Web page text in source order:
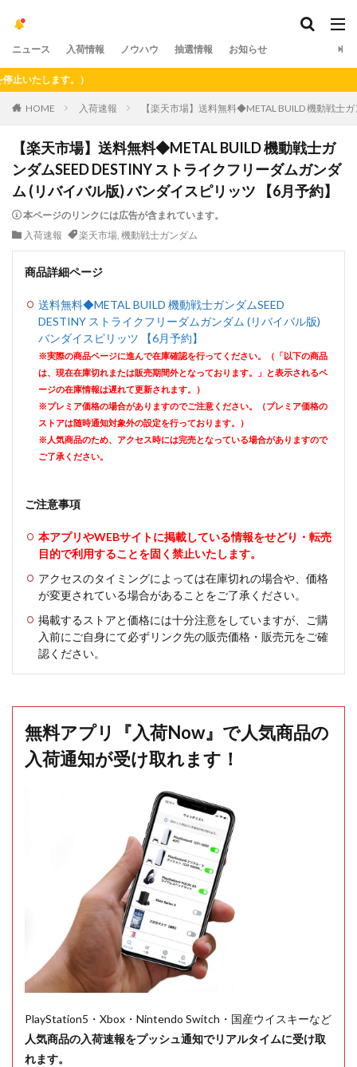
ニュース 入荷情報 ノウハウ 抽選情報 お知らせ
します。）
HOME 入荷速報 【楽天市場】送料無料◆METAL BUILD 機動戦士
【楽天市場】送料無料◆METAL BUILD 機動戦士ガ
ンダムSEED DESTINY ストライクフリーダムガンダ
ム (リバイバル版) バンダイスピリッツ 【6月予約】
本ページのリンクには広告が含まれています。
入荷速報
楽天市場, 機動戦士ガンダム
商品詳細ページ
送料無料◆METAL BUILD 機動戦士ガンダムSEED
DESTINY ストライクフリーダムガンダム (リバイバル版)
バンダイスピリッツ 【6月予約】
※実際の商品ページに進んで在庫確認を行ってください。（「以下の商品
は、現在在庫切れまたは販売期間外となっております。」と表示されるペ
ージの在庫情報は遅れて更新されます。）
※プレミア価格の場合がありますのでご注意ください。（プレミア価格の
ストアは随時通知対象外の設定を行っております。）
※人気商品のため、アクセス時には完売となっている場合がありますので
ご了承ください。
ご注意事項
本アプリやWEBサイトに掲載している情報をせどり・転売
目的で利用することを固く禁止いたします。
アクセスのタイミングによっては在庫切れの場合や、価格
が変更されている場合があることをご了承ください。
掲載するストアと価格には十分注意をしていますが、ご購
入前にご自身にて必ずリンク先の販売価格・販売元をご確
認ください。
無料アプリ『入荷Now』で人気商品の
入荷通知が受け取れます！
PlayStation5・Xbox・Nintendo Switch・国産ウイスキーなど
人気商品の入荷速報をプッシュ通知でリアルタイムに受け取
れます。